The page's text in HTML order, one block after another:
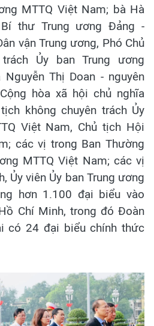
MTTQ Việt Nam; bà Hà
thư Trung ương Đảng -
vận Trung ương, Phó Chủ
Ủy ban Trung ương
Thị Doan - nguyên
hòa xã hội chủ nghĩa
không chuyên trách Ủy
Việt Nam, Chủ tịch Hội
các vị trong Ban Thường
MTTQ Việt Nam; các vị
Ủy viên Ủy ban Trung ương
hơn 1.100 đại biểu vào
Chí Minh, trong đó Đoàn
có 24 đại biểu chính thức